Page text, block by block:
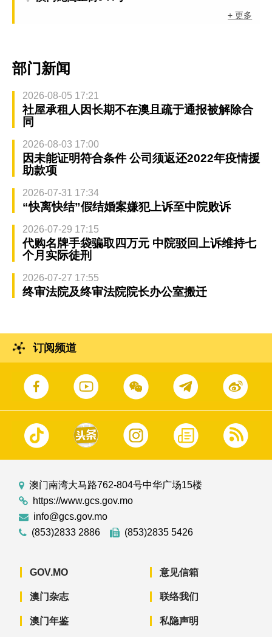
+ 更多
部门新闻
2026-08-05 17:21
社屋承租人因长期不在澳且疏于通报被解除合
同
2026-08-03 17:00
因未能证明符合条件 公司须返还2022年疫情援
助款项
2026-07-31 17:34
“快离快结”假结婚案嫌犯上诉至中院败诉
2026-07-29 17:15
代购名牌手袋骗取四万元 中院驳回上诉维持七
个月实际徒刑
2026-07-27 17:55
终审法院及终审法院院长办公室搬迁
订阅频道
澳门南湾大马路762-804号中华广场15楼
https://www.gcs.gov.mo
info@gcs.gov.mo
(853)2833 2886
(853)2835 5426
GOV.MO
澳门杂志
澳门年鉴
意见信箱
联络我们
私隐声明